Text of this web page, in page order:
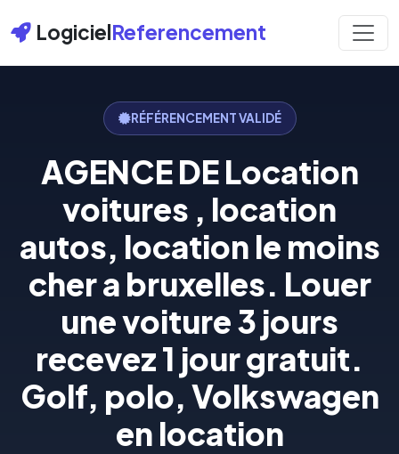
LogicielReferencement
RÉFÉRENCEMENT VALIDÉ
AGENCE DE Location
voitures , location
autos, location le moins
cher a bruxelles. Louer
une voiture 3 jours
recevez 1 jour gratuit.
Golf, polo, Volkswagen
en location